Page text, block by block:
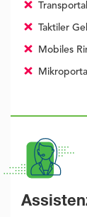
Taktiler
Mobiles